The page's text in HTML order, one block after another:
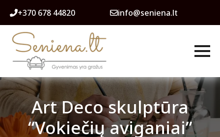
+370 678 44820 info@seniena.lt
Art Deco skulptūra
“Vokiečių aviganiai”